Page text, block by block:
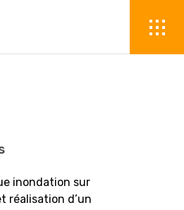
inondation sur
réalisation d’un